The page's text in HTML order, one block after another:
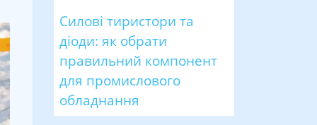
Силові тиристори та
діоди: як обрати
правильний компонент
для промислового
обладнання